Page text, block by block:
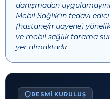
danışmadan
Mobil Sağlık’ın tedavi
(hastane/muayene)
ve mobil sağlık tarama
yer almaktadır.
RESMI KURULUŞ